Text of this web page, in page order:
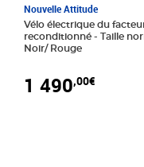
Nouvelle Attitude
Vélo électrique du
reconditionné - Taille normale -
Noir/ Rouge
1 490,00€